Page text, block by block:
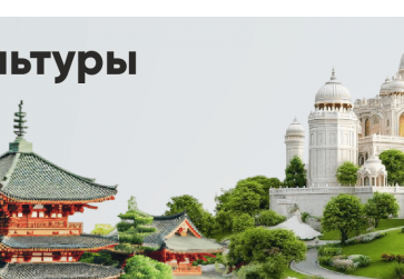
8 (800) 302-77-51 ПЕРЕЗВОНИТЬ ВАМ?